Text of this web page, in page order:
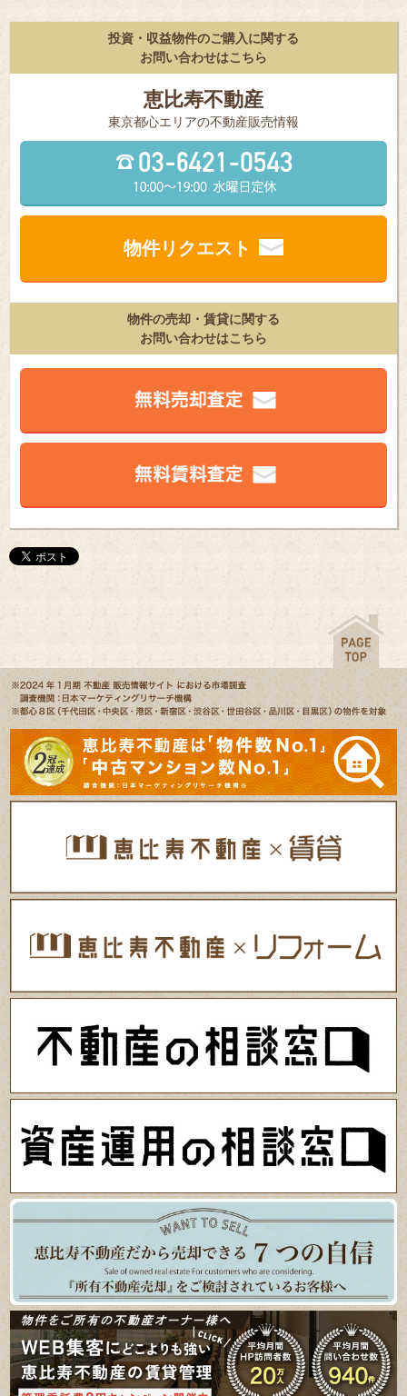
投資・収益物件のご購入に関する
お問い合わせはこちら
恵比寿不動産
東京都⼼エリアの不動産販売情報
物件リクエスト
物件の売却・賃貸に関する
お問い合わせはこちら